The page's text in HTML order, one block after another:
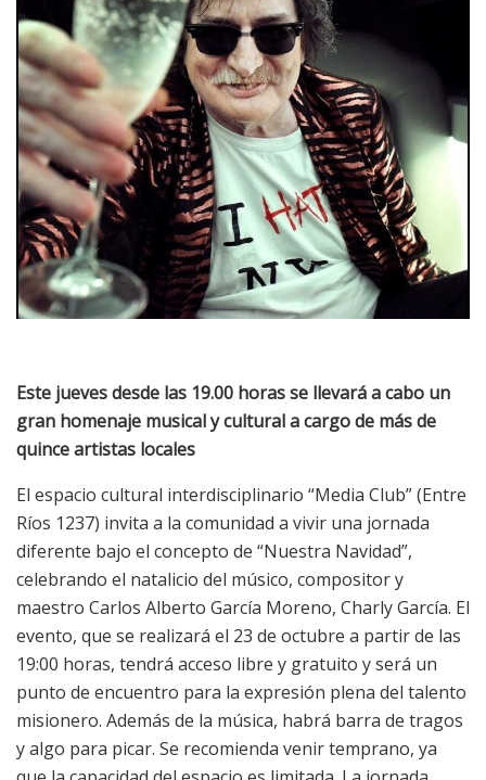
Este jueves desde las 19.00 horas se llevará a cabo un
gran homenaje musical y cultural a cargo de más de
quince artistas locales
El espacio cultural interdisciplinario “Media Club” (Entre
Ríos 1237) invita a la comunidad a vivir una jornada
diferente bajo el concepto de “Nuestra Navidad”,
celebrando el natalicio del músico, compositor y
maestro Carlos Alberto García Moreno, Charly García. El
evento, que se realizará el 23 de octubre a partir de las
19:00 horas, tendrá acceso libre y gratuito y será un
punto de encuentro para la expresión plena del talento
misionero. Además de la música, habrá barra de tragos
y algo para picar. Se recomienda venir temprano, ya